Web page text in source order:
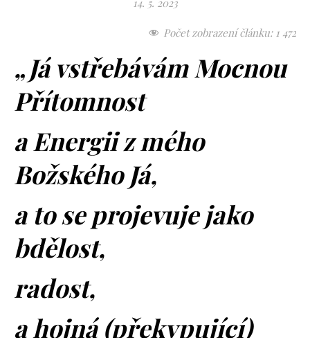
Počet zobrazení článku: 1 472
„Já vstřebávám Mocnou
Přítomnost
a Energii z mého
Božského Já,
a to se projevuje jako
bdělost,
radost,
a hojná (překypující)